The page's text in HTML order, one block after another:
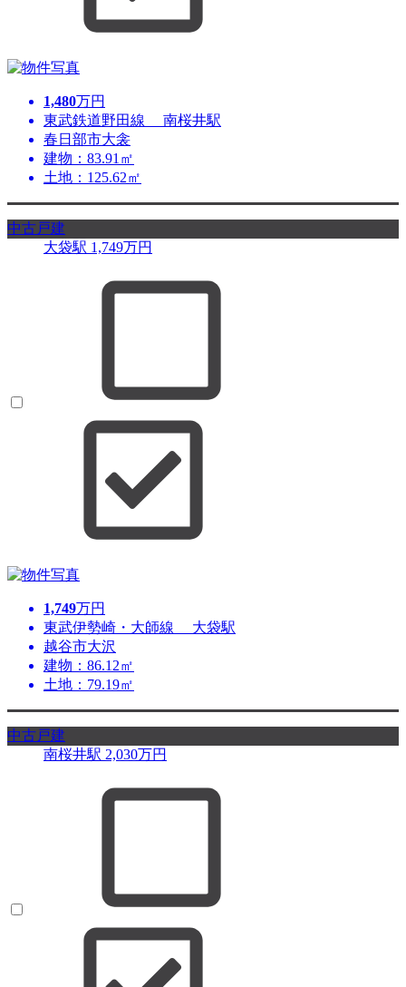
1,480万円
東武鉄道野田線 南桜井駅
春日部市大衾
建物：83.91㎡
土地：125.62㎡
中古戸建
大袋駅 1,749万円
1,749万円
東武伊勢崎・大師線 大袋駅
越谷市大沢
建物：86.12㎡
土地：79.19㎡
中古戸建
南桜井駅 2,030万円